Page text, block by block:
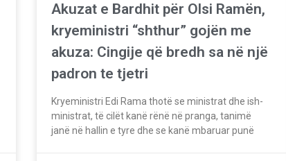
Akuzat e Bardhit për Olsi Ramën,
kryeministri “shthur” gojën me
akuza: Cingije që bredh sa në një
padron te tjetri
Kryeministri Edi Rama thotë se ministrat dhe ish-
ministrat, të cilët kanë rënë në pranga, tanimë
janë në hallin e tyre dhe se kanë mbaruar punë